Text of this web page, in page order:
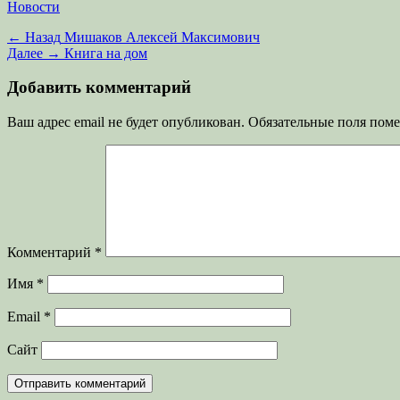
Категории
Новости
Навигация
по
записям
← Назад Предыдущая
запись:
Мишаков Алексей Максимович
Далее → Следующая
Книга на дом
Добавить комментарий
Ваш адрес email не будет опубликован. Обязательные поля
Комментарий *
Имя *
Email *
Сайт